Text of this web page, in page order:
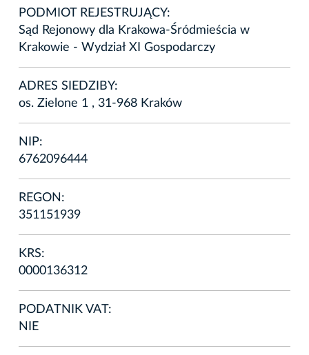
PODMIOT REJESTRUJĄCY:
Sąd Rejonowy dla Krakowa-Śródmieścia w
Krakowie - Wydział XI Gospodarczy
ADRES SIEDZIBY:
os. Zielone 1 , 31-968 Kraków
NIP:
6762096444
REGON:
351151939
KRS:
0000136312
PODATNIK VAT:
NIE